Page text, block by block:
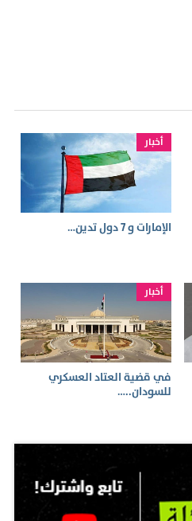
أخبار
الإمارات و 7 دول تدين…
أخبار
في قضية العتاد العسكري
للسودان..…